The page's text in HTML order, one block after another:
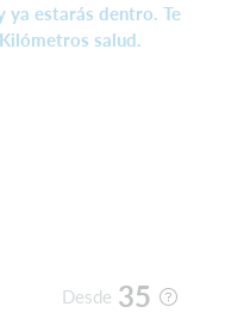
ya estarás dentro. Te
salud.
Desde 35